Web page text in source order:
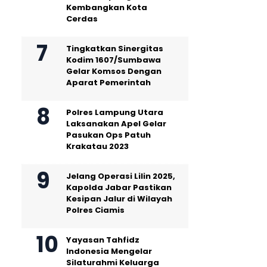
Kembangkan Kota
Cerdas
Tingkatkan Sinergitas
Kodim 1607/Sumbawa
Gelar Komsos Dengan
Aparat Pemerintah
Polres Lampung Utara
Laksanakan Apel Gelar
Pasukan Ops Patuh
Krakatau 2023
Jelang Operasi Lilin 2025,
Kapolda Jabar Pastikan
Kesipan Jalur di Wilayah
Polres Ciamis
Yayasan Tahfidz
Indonesia Mengelar
Silaturahmi Keluarga